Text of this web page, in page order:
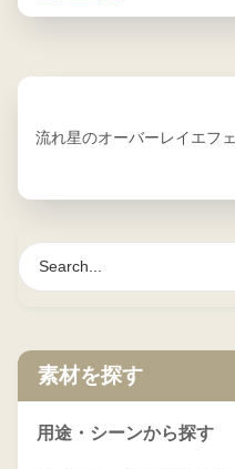
流れ星のオーバーレイエフ
素材を探す
用途・シーンから探す